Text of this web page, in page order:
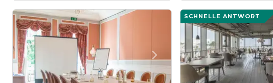
SCHNELLE ANTWORT